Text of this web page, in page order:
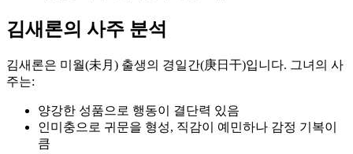
김새론의 사주 분석
김새론은 미월(未月) 출생의 경일간(庚日干)입니다. 그녀의 사
주는:
양강한 성품으로 행동이 결단력 있음
인미충으로 귀문을 형성, 직감이 예민하나 감정 기복이
큼